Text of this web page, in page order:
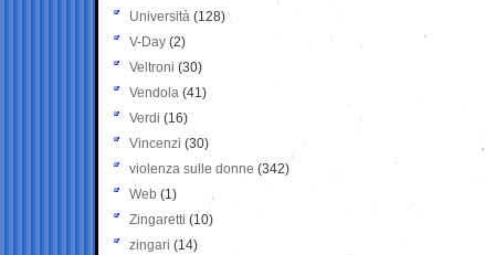
Università (128)
V-Day (2)
Veltroni (30)
Vendola (41)
Verdi (16)
Vincenzi (30)
violenza sulle donne (342)
Web (1)
Zingaretti (10)
zingari (14)